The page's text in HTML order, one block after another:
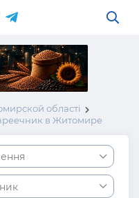
області
в Житомире